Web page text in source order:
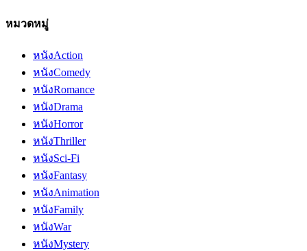
หมวดหมู่
หนังAction
หนังComedy
หนังRomance
หนังDrama
หนังHorror
หนังThriller
หนังSci-Fi
หนังFantasy
หนังAnimation
หนังFamily
หนังWar
หนังMystery